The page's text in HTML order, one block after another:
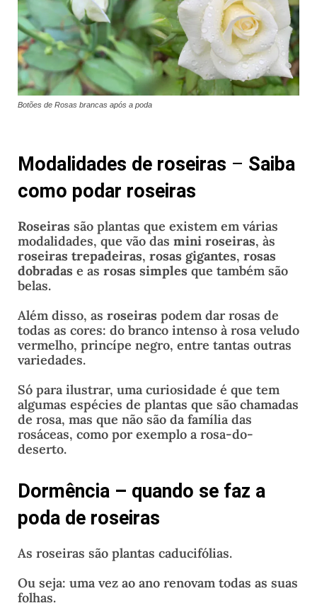
Botões de Rosas brancas após a poda
Modalidades de roseiras – Saiba
como podar roseiras
Roseiras são plantas que existem em várias
modalidades, que vão das mini roseiras, às
roseiras trepadeiras, rosas gigantes, rosas
dobradas e as rosas simples que também são
belas.
Além disso, as roseiras podem dar rosas de
todas as cores: do branco intenso à rosa veludo
vermelho, princípe negro, entre tantas outras
variedades.
Só para ilustrar, uma curiosidade é que tem
algumas espécies de plantas que são chamadas
de rosa, mas que não são da família das
rosáceas, como por exemplo a rosa-do-
deserto.
Dormência – quando se faz a
poda de roseiras
As roseiras são plantas caducifólias.
Ou seja: uma vez ao ano renovam todas as suas
folhas.